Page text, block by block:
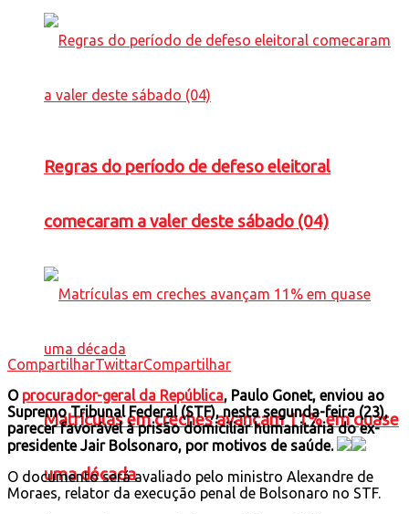
Regras do período de defeso eleitoral
comecaram a valer deste sábado (04)
Matrículas em creches avançam 11% em quase
uma década
CompartilharTwittarCompartilhar
O procurador-geral da República, Paulo Gonet, enviou ao
Supremo Tribunal Federal (STF), nesta segunda-feira (23),
parecer favorável à prisão domiciliar humanitária do ex-
presidente Jair Bolsonaro, por motivos de saúde.
O documento será avaliado pelo ministro Alexandre de
Moraes, relator da execução penal de Bolsonaro no STF.